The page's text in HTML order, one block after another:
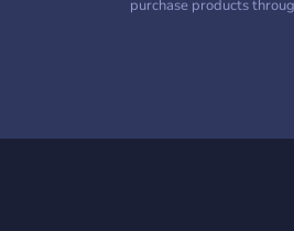
purchase products